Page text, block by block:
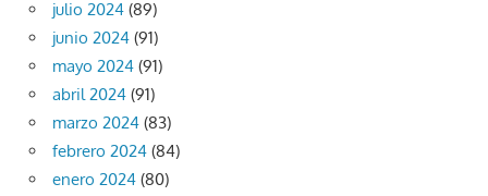
julio 2024 (89)
junio 2024 (91)
mayo 2024 (91)
abril 2024 (91)
marzo 2024 (83)
febrero 2024 (84)
enero 2024 (80)